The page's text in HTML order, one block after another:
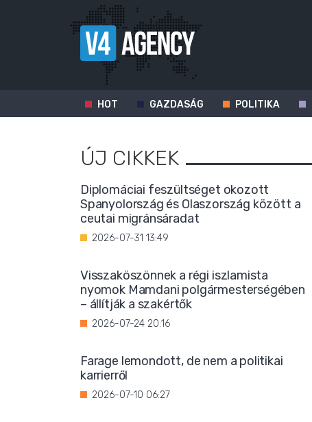
HOT GAZDASÁG POLITIKA
ÚJ CIKKEK
Diplomáciai feszültséget okozott
Spanyolország és Olaszország között a
ceutai migránsáradat
2026-07-31 13:49
Visszaköszönnek a régi iszlamista
nyomok Mamdani polgármesterségében
– állítják a szakértők
2026-07-24 20:16
Farage lemondott, de nem a politikai
karrierről
2026-07-10 06:27